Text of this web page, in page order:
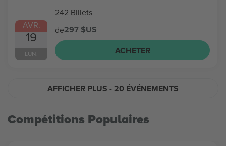
AVR.
19
LUN.
242 Billets
de297 $US
ACHETER
AFFICHER PLUS - 20 ÉVÉNEMENTS
Compétitions Populaires